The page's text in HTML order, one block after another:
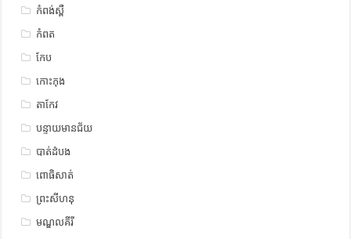
កំពង់ស្ពឺ
កំពត
កែប
កោះកុង
តាកែវ
បន្ទាយមានជ័យ
បាត់ដំបង
ពោធិសាត់
ព្រះសីហនុ
មណ្ឌលគីរី